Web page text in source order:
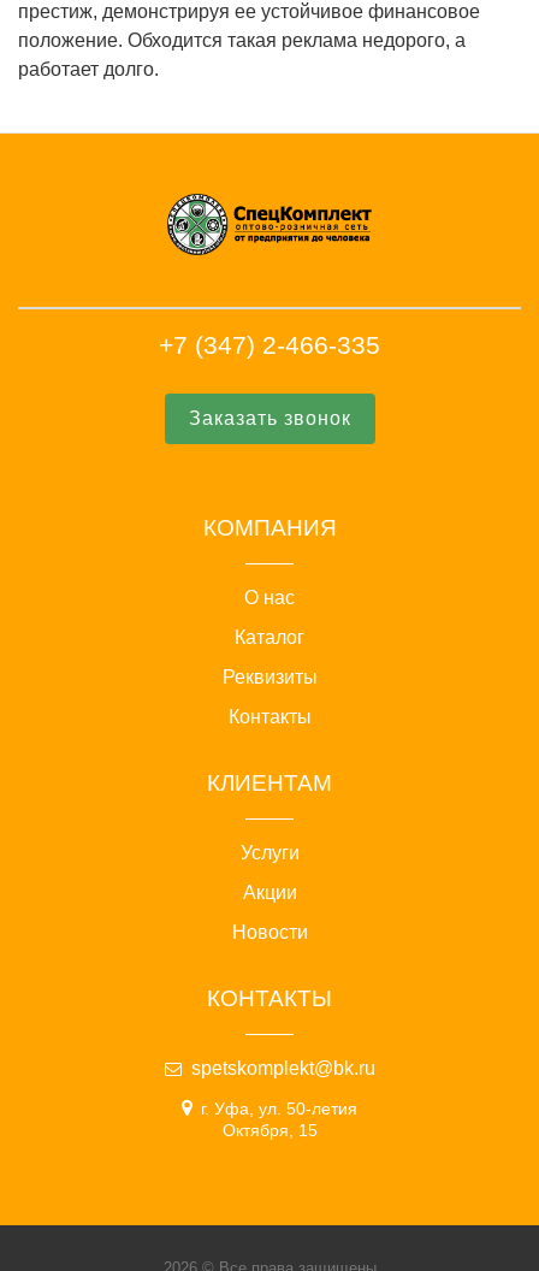
престиж, демонстрируя ее устойчивое финансовое
положение. Обходится такая реклама недорого, а
работает долго.
+7 (347) 2-466-335
Заказать звонок
КОМПАНИЯ
О нас
Каталог
Реквизиты
Контакты
КЛИЕНТАМ
Услуги
Акции
Новости
КОНТАКТЫ
spetskomplekt@bk.ru
г. Уфа, ул. 50-летия
Октября, 15